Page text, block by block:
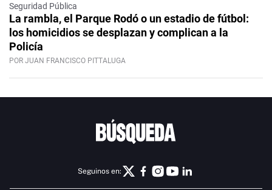
Seguridad Pública
La rambla, el Parque Rodó o un estadio de fútbol:
los homicidios se desplazan y complican a la
Policía
POR JUAN FRANCISCO PITTALUGA
Seguinos en: